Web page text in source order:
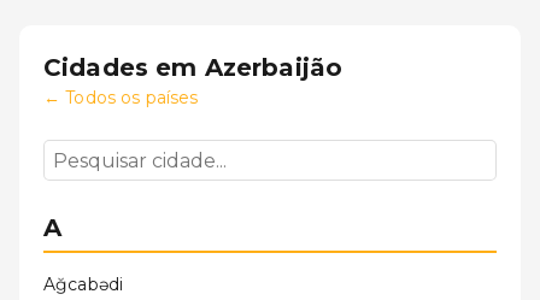
Cidades em Azerbaijão
←Todos os países
A
Ağcabǝdi